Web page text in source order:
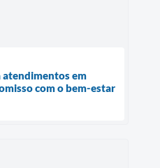
atendimentos em
com o bem-estar